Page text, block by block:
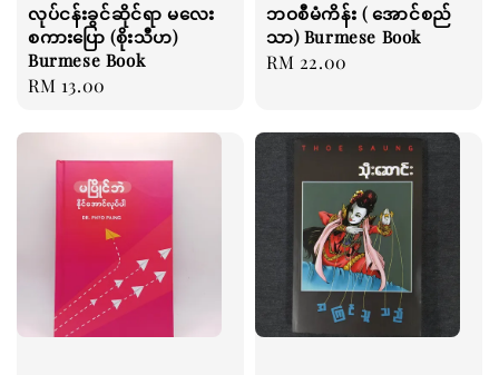
လုပ်ငန်းခွင်ဆိုင်ရာ မလေး
စကားပြော (စိုးသီဟ)
Burmese Book
Regular
RM 13.00
ဘဝစီမံကိန်း ( အောင်စည်
သာ) Burmese Book
Regular
RM 22.00